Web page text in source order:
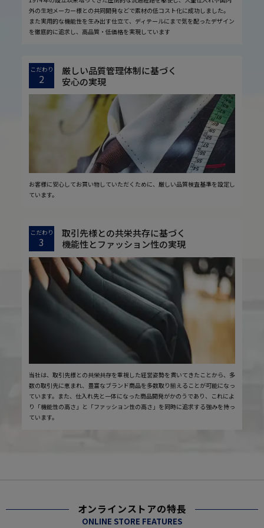
外の生地メーカー様との共同開発などで素材の低コスト化に成功しました。
また実用的な機能性を生み出す仕立て、ディテールにまで気を配ったデザイン
を徹底的に追求し、高品質・低価格を実現しています
こだわり
2
厳しい品質管理体制に基づく
安心の実現
お客様に安心してお買い物していただくために、厳しい品質検査基準を設定し
ています。
こだわり
3
取引先様との共栄共存に基づく
機能性とファッション性の実現
当社は、取引先様との共栄共存を重視した経営姿勢を貫いてきたことから、多
数の取引先に恵まれ、豊富なブランド商品を多数取り揃えることが可能になっ
ています。また、仕入れ先と一体になった商品開発がかのうであり、これによ
り「機能性の高さ」と「ファッション性の高さ」を同時に追求する強みを持っ
ています。
オンラインストアの特長
ONLINE STORE FEATURES